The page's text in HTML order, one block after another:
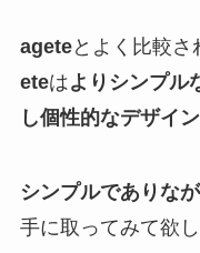
ageteとよく比較さ
eteはよりシンプル
し個性的なデザイン
シンプルでありな
手に取ってみて欲